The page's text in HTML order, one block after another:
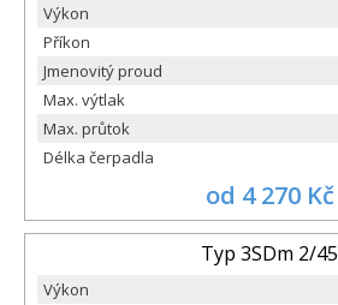
Výkon
Příkon
Jmenovitý proud
Max. výtlak
Max. průtok
Délka čerpadla
od 4 270 Kč
Typ 3SDm 2/45
Výkon